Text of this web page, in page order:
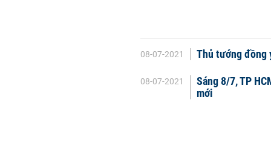
08-07-2021 Thủ tướng đồng
08-07-2021
Sáng 8/7, TP
mới